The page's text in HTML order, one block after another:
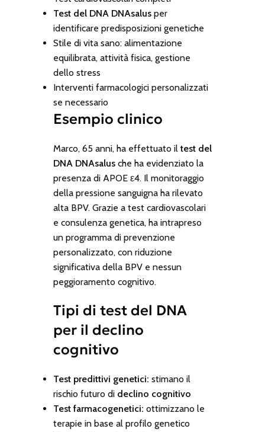
Test del DNA DNAsalusper
identificare predisposizioni genetiche
Stile di vita sano: alimentazione
equilibrata, attività fisica, gestione
dello stress
Interventi farmacologici personalizzati
se necessario
Esempio clinico
Marco, 65 anni, ha effettuato iltest del
DNA DNAsalusche ha evidenziato la
presenza di APOE ε4. Il monitoraggio
della pressione sanguigna ha rilevato
alta BPV. Grazie a test cardiovascolari
e consulenza genetica, ha intrapreso
un programma di prevenzione
personalizzato, con riduzione
significativa della BPV e nessun
peggioramento cognitivo.
Tipi di test del DNA
per il declino
cognitivo
Test predittivi genetici: stimano il
rischio futuro di declino cognitivo
Test farmacogenetici: ottimizzano le
terapie in base al profilo genetico